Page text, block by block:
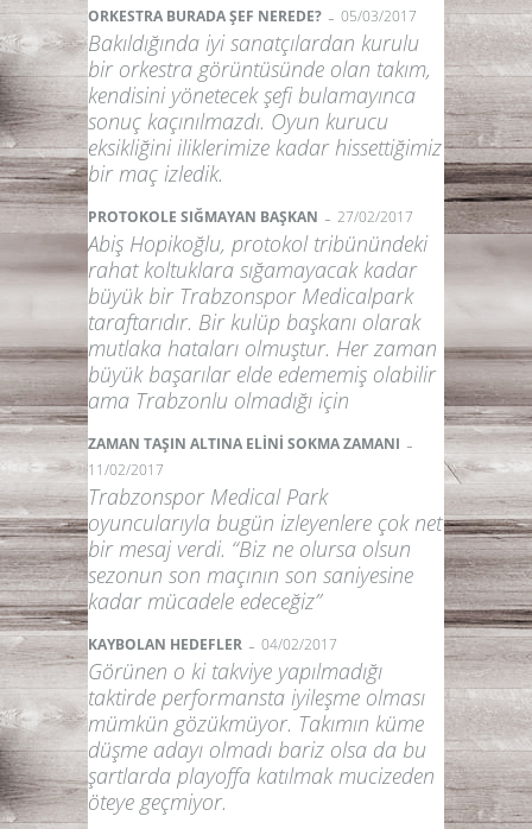
ORKESTRA BURADA ŞEF NEREDE? - 05/03/2017
Bakıldığında iyi sanatçılardan kurulu
bir orkestra görüntüsünde olan takım,
kendisini yönetecek şefi bulamayınca
sonuç kaçınılmazdı. Oyun kurucu
eksikliğini iliklerimize kadar hissettiğimiz
bir maç izledik.
PROTOKOLE SIĞMAYAN BAŞKAN - 27/02/2017
Abiş Hopikoğlu, protokol tribünündeki
rahat koltuklara sığamayacak kadar
büyük bir Trabzonspor Medicalpark
taraftarıdır. Bir kulüp başkanı olarak
mutlaka hataları olmuştur. Her zaman
büyük başarılar elde edememiş olabilir
ama Trabzonlu olmadığı için
ZAMAN TAŞIN ALTINA ELİNİ SOKMA ZAMANI -
11/02/2017
Trabzonspor Medical Park
oyuncularıyla bugün izleyenlere çok net
bir mesaj verdi. “Biz ne olursa olsun
sezonun son maçının son saniyesine
kadar mücadele edeceğiz”
KAYBOLAN HEDEFLER - 04/02/2017
Görünen o ki takviye yapılmadığı
taktirde performansta iyileşme olması
mümkün gözükmüyor. Takımın küme
düşme adayı olmadı bariz olsa da bu
şartlarda playoffa katılmak mucizeden
öteye geçmiyor.